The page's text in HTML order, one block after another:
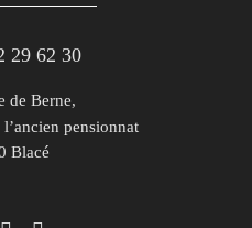
29 62 30
de Berne,
pensionnat
Blacé